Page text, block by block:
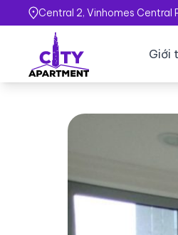
Central 2, Vinhomes Central
Giới